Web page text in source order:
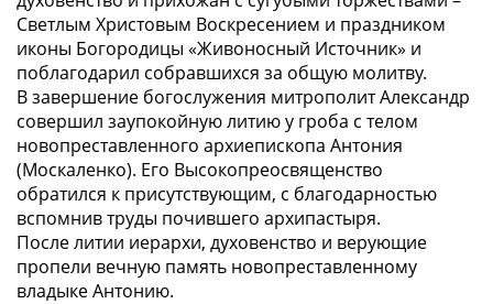
Светлым Христовым Воскресением и праздником
иконы Богородицы «Живоносный Источник» и
поблагодарил собравшихся за общую молитву.
В завершение богослужения митрополит Александр
совершил заупокойную литию у гроба с телом
новопреставленного архиепископа Антония
(Москаленко). Его Высокопреосвященство
обратился к присутствующим, с благодарностью
вспомнив труды почившего архипастыря.
После литии иерархи, духовенство и верующие
пропели вечную память новопреставленному
владыке Антонию.